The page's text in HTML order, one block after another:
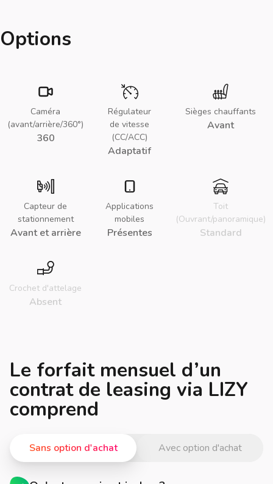
Options
Caméra
(avant/arrière/360°)
360
Régulateur
de vitesse
(CC/ACC)
Adaptatif
Sièges chauffants
Avant
Capteur de
stationnement
Avant et arrière
Applications
mobiles
Présentes
Toit
(Ouvrant/panoramique)
Standard
Crochet d'attelage
Absent
Le forfait mensuel d’un
contrat de leasing via LIZY
comprend
Avec option d'achat
Sans option d'achat